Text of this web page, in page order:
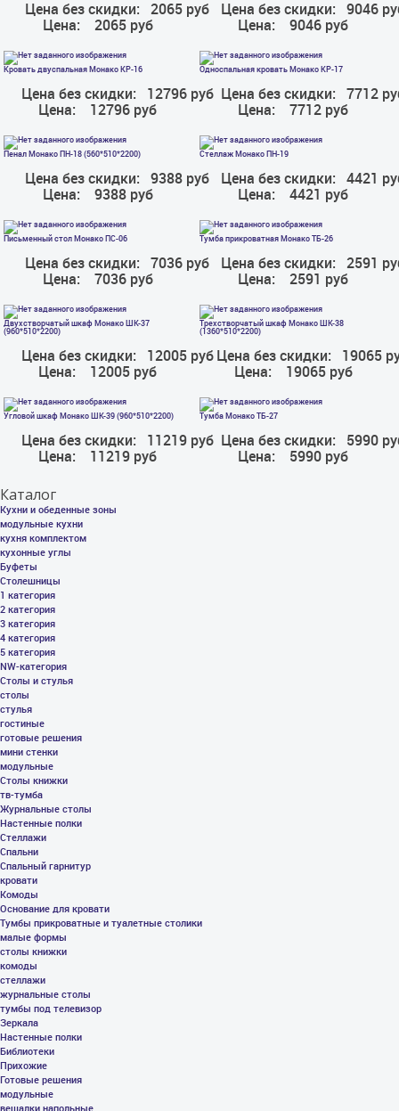
Цена без скидки:
2065 руб
Цена:
2065 руб
Цена без скидки:
9046
Цена:
9046 руб
Кровать двуспальная Монако КР-16
Цена без скидки:
12796 руб
Цена:
12796 руб
Односпальная кровать Монако КР-17
Цена без скидки:
7712
Цена:
7712 руб
Пенал Монако ПН-18 (560*510*2200)
Цена без скидки:
9388 руб
Цена:
9388 руб
Стеллаж Монако ПН-19
Цена без скидки:
4421
Цена:
4421 руб
Письменный стол Монако ПС-06
Цена без скидки:
7036 руб
Цена:
7036 руб
Тумба прикроватная Монако ТБ-26
Цена без скидки:
2591
Цена:
2591 руб
Двухстворчатый шкаф Монако ШК-37
(960*510*2200)
Цена без скидки:
12005 руб
Цена:
12005 руб
Трехстворчатый шкаф Монако ШК-38
(1360*510*2200)
Цена без скидки:
19065
Цена:
19065 руб
Угловой шкаф Монако ШК-39 (960*510*2200)
Цена без скидки:
11219 руб
Цена:
11219 руб
Тумба Монако ТБ-27
Цена без скидки:
5990
Цена:
5990 руб
Каталог
Кухни и обеденные зоны
модульные кухни
кухня комплектом
кухонные углы
Буфеты
Столешницы
1 категория
2 категория
3 категория
4 категория
5 категория
NW-категория
Столы и стулья
столы
стулья
гостиные
готовые решения
мини стенки
модульные
Столы книжки
тв-тумба
Журнальные столы
Настенные полки
Стеллажи
Спальни
Спальный гарнитур
кровати
Комоды
Основание для кровати
Тумбы прикроватные и туалетные столики
малые формы
столы книжки
комоды
стеллажи
журнальные столы
тумбы под телевизор
Зеркала
Настенные полки
Библиотеки
Прихожие
Готовые решения
модульные
вешалки напольные